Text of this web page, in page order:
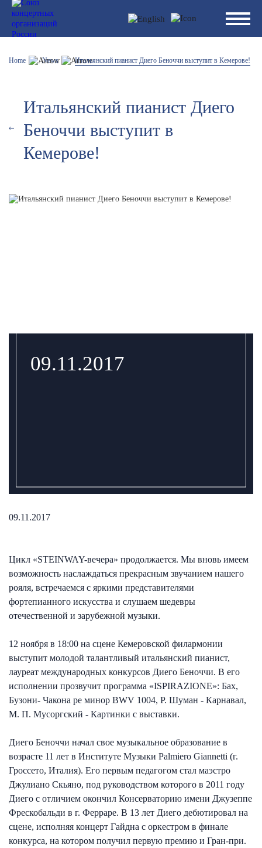
Home News Итальянский пианист Диего Беноччи выступит в Кемерове!
Итальянский пианист Диего
Беноччи выступит в
Кемерове!
09.11.2017
09.11.2017
Цикл «STEINWAY-вечера» продолжается. Мы вновь имеем
возможность наслаждаться прекрасным звучанием нашего
рояля, встречаемся с яркими представителями
фортепианного искусства и слушаем шедевры
отечественной и зарубежной музыки.
12 ноября в 18:00 на сцене Кемеровской филармонии
выступит молодой талантливый итальянский пианист,
лауреат международных конкурсов Диего Беноччи. В его
исполнении прозвучит программа «ISPIRAZIONE»: Бах,
Бузони- Чакона ре минор BWV 1004, Р. Шуман - Карнавал,
М. П. Мусоргский - Картинки с выставки.
Диего Беноччи начал свое музыкальное образование в
возрасте 11 лет в Институте Музыки Palmiero Giannetti (г.
Гроссето, Италия). Его первым педагогом стал маэстро
Джулиано Скьяно, под руководством которого в 2011 году
Диего с отличием окончил Консерваторию имени Джузеппе
Фрескобальди в г. Ферраре. В 13 лет Диего дебютировал на
сцене, исполняя концерт Гайдна с оркестром в финале
конкурса, на котором получил первую премию и Гран-при.